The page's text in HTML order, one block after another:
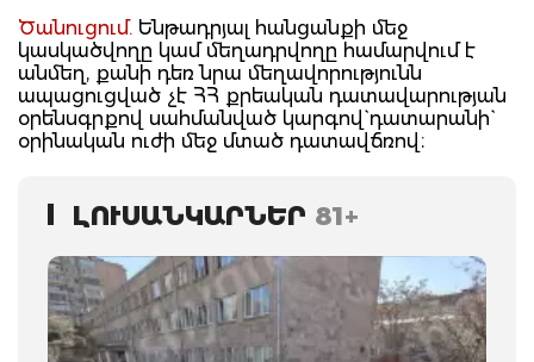
Ծանուցում. Ենթադրյալ հանցանքի մեջ
կասկածվողը կամ մեղադրվողը համարվում է
անմեղ, քանի դեռ նրա մեղավորությունն
ապացուցված չէ ՀՀ քրեական դատավարության
օրենսգրքով սահմանված կարգով` դատարանի`
օրինական ուժի մեջ մտած դատավճռով։
ԼՈՒՍԱՆԿԱՐՆԵՐ 81+